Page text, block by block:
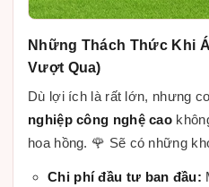
Những Thách Thức Khi
Vượt Qua)
Dù lợi ích là rất lớn, nhưng
nghiệp công nghệ cao
hoa hồng. 🌹 Sẽ có những
Chi phí đầu tư ban đầu: